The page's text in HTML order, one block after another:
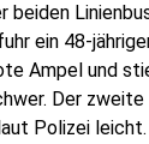
beiden
ein 48-
Ampel und
Der
Polizei